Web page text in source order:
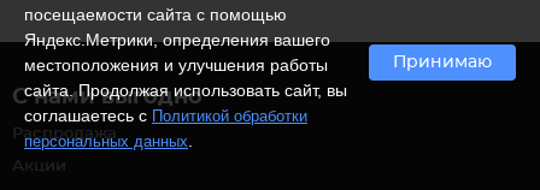
С нами выгодно
Распродажа
Акции
посещаемости сайта с помощью
Яндекс.Метрики, определения вашего
местоположения и улучшения работы
сайта. Продолжая использовать сайт, вы
соглашаетесь с Политикой обработки
персональных данных
Принимаю